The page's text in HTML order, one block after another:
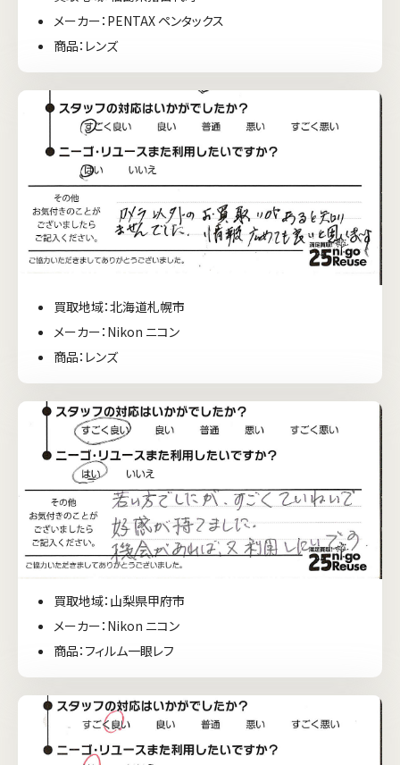
メーカー：PENTAX ペンタックス
商品：レンズ
買取地域：北海道札幌市
メーカー：Nikon ニコン
商品：レンズ
買取地域：山梨県甲府市
メーカー：Nikon ニコン
商品：フィルム一眼レフ